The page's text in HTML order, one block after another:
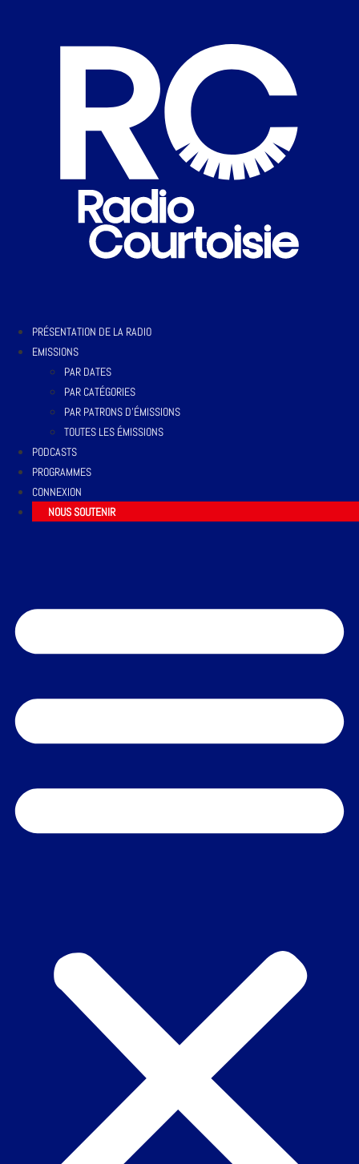
PRÉSENTATION DE LA RADIO
EMISSIONS
PAR DATES
PAR CATÉGORIES
PAR PATRONS D’ÉMISSIONS
TOUTES LES ÉMISSIONS
PODCASTS
PROGRAMMES
CONNEXION
NOUS SOUTENIR